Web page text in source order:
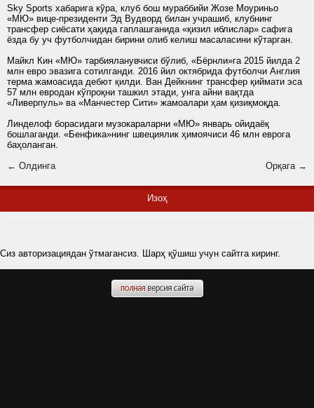
Sky Sports хабарига кўра, клуб бош мураббийи Жозе Моуриньо
«МЮ» вице-президенти Эд Вудворд билан учрашиб, клубнинг
трансфер сиёсати ҳақида гаплашганида «қизил иблислар» сафига
ёзда бу уч футболчидан бирини олиб келиш масаласини кўтарган.
Майкл Кин «МЮ» тарбияланувчиси бўлиб, «Бёрнли»га 2015 йилда 2
млн евро эвазига сотилганди. 2016 йил октябрида футболчи Англия
терма жамоасида дебют қилди. Ван Дейкнинг трансфер қиймати эса
57 млн евродан кўпроқни ташкил этади, унга айни вақтда
«Ливерпуль» ва «Манчестер Сити» жамоалари ҳам қизиқмоқда.
Линделоф борасидаги музокараларни «МЮ» январь ойидаёқ
бошлаганди. «Бенфика»нинг швециялик ҳимоячиси 46 млн еврога
баҳоланган.
← Олдинга
Орқага →
Изоҳ
Сиз авторизациядан ўтмагансиз. Шарҳ қўшиш учун сайтга киринг.